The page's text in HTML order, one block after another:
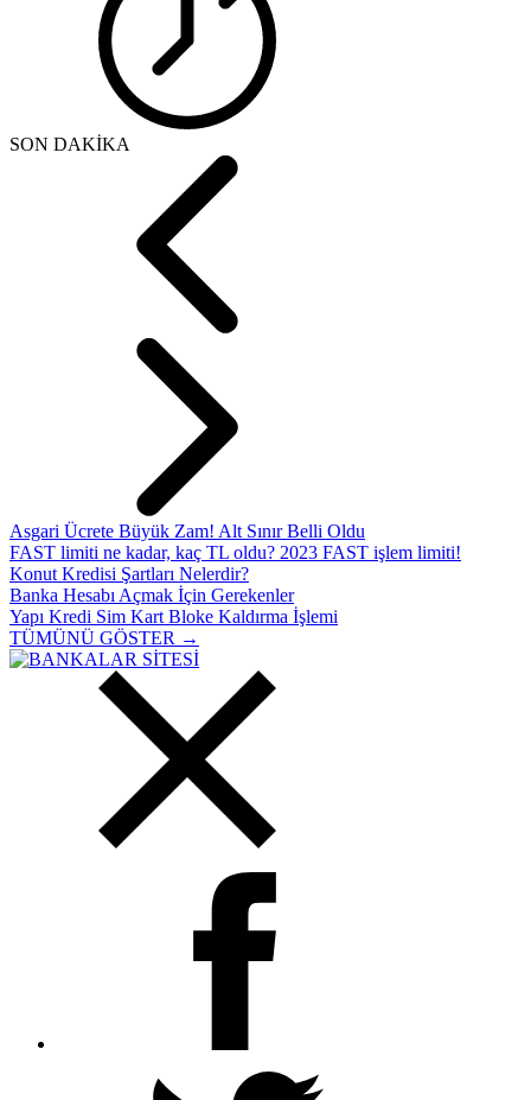
SON DAKİKA
Asgari Ücrete Büyük Zam! Alt Sınır Belli Oldu
FAST limiti ne kadar, kaç TL oldu? 2023 FAST işlem limiti!
Konut Kredisi Şartları Nelerdir?
Banka Hesabı Açmak İçin Gerekenler
Yapı Kredi Sim Kart Bloke Kaldırma İşlemi
TÜMÜNÜ GÖSTER →